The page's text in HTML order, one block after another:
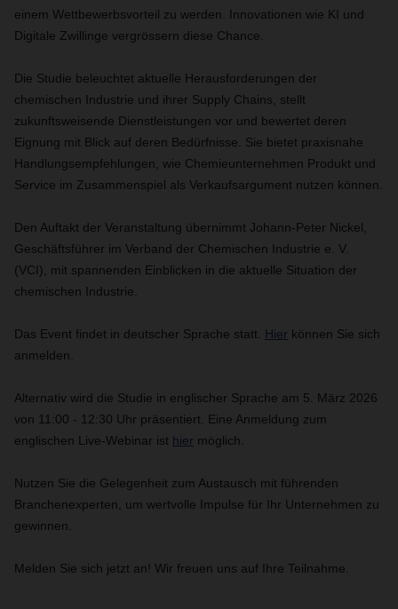
einem Wettbewerbsvorteil zu werden. Innovationen wie KI und
Digitale Zwillinge vergrössern diese Chance.
Die Studie beleuchtet aktuelle Herausforderungen der
chemischen Industrie und ihrer Supply Chains, stellt
zukunftsweisende Dienstleistungen vor und bewertet deren
Eignung mit Blick auf deren Bedürfnisse. Sie bietet praxisnahe
Handlungsempfehlungen, wie Chemieunternehmen Produkt und
Service im Zusammenspiel als Verkaufsargument nutzen können.
Den Auftakt der Veranstaltung übernimmt Johann-Peter Nickel,
Geschäftsführer im Verband der Chemischen Industrie e. V.
(VCI), mit spannenden Einblicken in die aktuelle Situation der
chemischen Industrie.
Das Event findet in deutscher Sprache statt. Hier können Sie sich
anmelden.
Alternativ wird die Studie in englischer Sprache am 5. März 2026
von 11:00 - 12:30 Uhr präsentiert. Eine Anmeldung zum
englischen Live-Webinar ist hier möglich.
Nutzen Sie die Gelegenheit zum Austausch mit führenden
Branchenexperten, um wertvolle Impulse für Ihr Unternehmen zu
gewinnen.
Melden Sie sich jetzt an! Wir freuen uns auf Ihre Teilnahme.